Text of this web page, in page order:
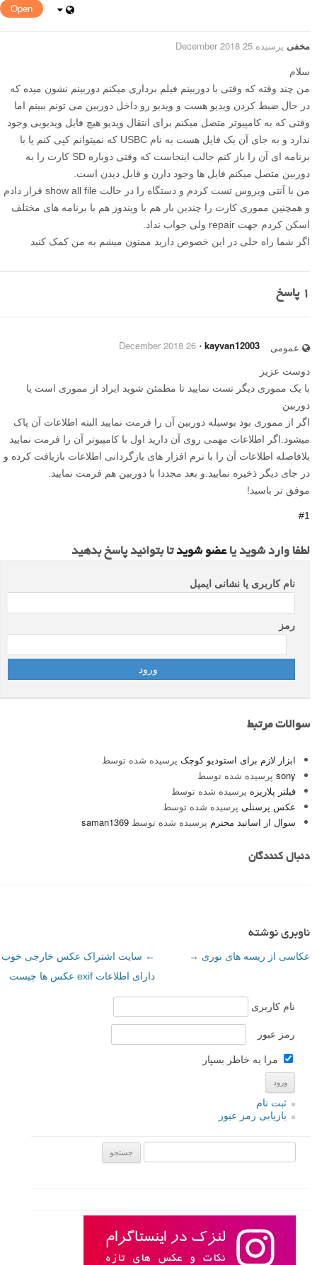
Open
مخفی پرسیده 25 December 2018
سلام
من چند وقته که وقتی با دوربینم فیلم برداری میکنم دوربینم نشون میده که
در حال ضبط کردن ویدیو هست و ویدیو رو داخل دوربین می تونم ببینم اما
وقتی که به کامپیوتر متصل میکنم برای انتقال ویدیو هیچ فایل ویدیویی وجود
ندارد و به جای آن یک فایل هست به نام USBC که نمیتوانم کپی کنم یا با
برنامه ای آن را باز کنم جالب اینجاست که وقتی دوباره SD کارت را به
دوربین متصل میکنم فایل ها وجود دارن و قابل دیدن است.
من با آنتی ویروس تست کردم و دستگاه را در حالت show all file قرار دادم
و همچنین مموری کارت را چندین بار هم با ویندوز هم با برنامه های مختلف
اسکن کردم جهت repair ولی جواب نداد.
اگر شما راه حلی در این خصوص دارید ممنون میشم به من کمک کنید
1 پاسخ
عمومی kayvan12003
⋅
26 December 2018
دوست عزیز
با یک مموری دیگر تست نمایید تا مطمئن شوید ایراد از مموری است یا
دوربین
اگر از مموری بود بوسیله دوربین آن را فرمت نمایید البته اطلاعات آن پاک
میشود.اگر اطلاعات مهمی روی آن دارید اول با کامپیوتر آن را فرمت نمایید
بلافاصله اطلاعات آن را با نرم افزار های بازگردانی اطلاعات بازیافت کرده و
در جای دیگر ذخیره نمایید.و بعد مجددا با دوربین هم فرمت نمایید.
موفق تر باسید!
#1
لطفا وارد شوید یاعضو شویدتا بتوانید پاسخ بدهید
نام کاربری یا نشانی ایمیل
رمز
سوالات مرتبط
ابزار لازم برای استودیو کوچک پرسیده شده توسط
sony پرسیده شده توسط
فیلتر پلاریزه پرسیده شده توسط
عکس پرسنلی پرسیده شده توسط
سوال از اساتید محترم پرسیده شده توسط saman1369
دنبال کنندگان
ناوبری نوشته
← سایت اشتراک عکس خارجی خوب
دارای اطلاعات exif عکس ها چیست
عکاسی از ریسه های نوری →
نام کاربری
رمز عبور
مرا به خاطر بسپار
ثبت نام
بازیابی رمز عبور